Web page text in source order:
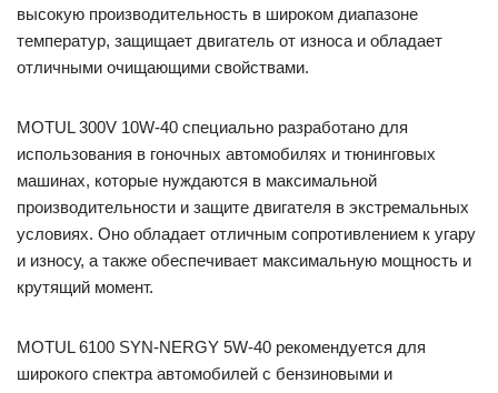
высокую производительность в широком диапазоне
температур, защищает двигатель от износа и обладает
отличными очищающими свойствами.
MOTUL 300V 10W-40 специально разработано для
использования в гоночных автомобилях и тюнинговых
машинах, которые нуждаются в максимальной
производительности и защите двигателя в экстремальных
условиях. Оно обладает отличным сопротивлением к угару
и износу, а также обеспечивает максимальную мощность и
крутящий момент.
MOTUL 6100 SYN-NERGY 5W-40 рекомендуется для
широкого спектра автомобилей с бензиновыми и